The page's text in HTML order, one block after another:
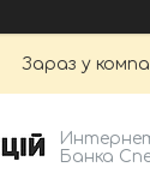
Зараз у
Банка